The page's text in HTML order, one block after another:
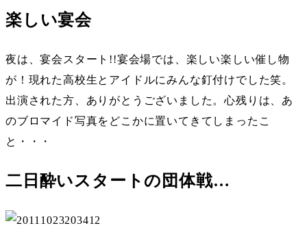
楽しい宴会
夜は、宴会スタート!!宴会場では、楽しい楽しい催し物
が！現れた高校生とアイドルにみんな釘付けでした笑。
出演された方、ありがとうございました。心残りは、あ
のブロマイド写真をどこかに置いてきてしまったこ
と・・・
二日酔いスタートの団体戦…